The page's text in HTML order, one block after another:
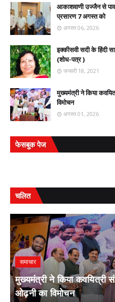
आकाशवाणी उज्जैन से
प्रसारण 7 अगस्त को
अगस्त 06, 2026
इक्कीसवी सदी के हिंदी
(शोध-पत्र )
जनवरी 18, 2021
मुख्यमंत्री ने किया
विमोचन
अगस्त 01, 2026
फेसबुक पेज
चलित
समाचार
मुख्यमंत्री ने किया कवयित्री
ओढ़नी का विमोचन